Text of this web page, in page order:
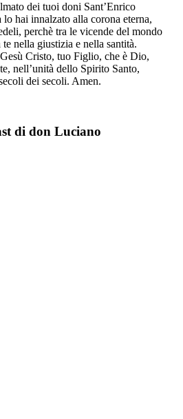
dei tuoi doni Sant’Enrico
lo hai innalzato alla corona eterna,
perchè tra le vicende del mondo
nella giustizia e nella santità.
Cristo, tuo Figlio, che è Dio,
nell’unità dello Spirito Santo,
dei secoli. Amen.
di don Luciano